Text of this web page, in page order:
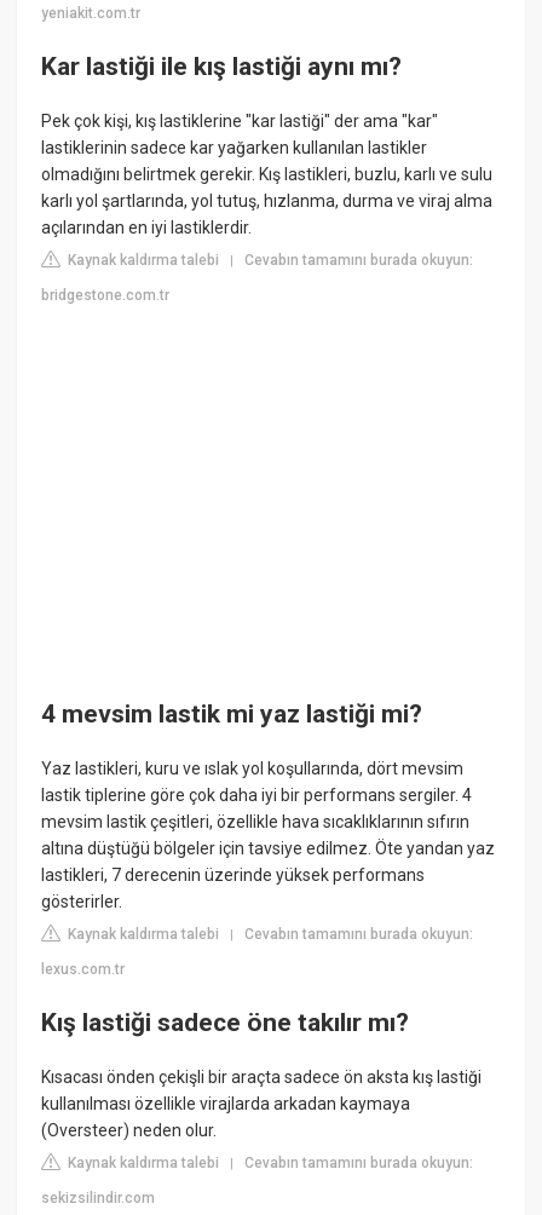
yeniakit.com.tr
Kar lastiği ile kış lastiği aynı mı?
Pek çok kişi, kış lastiklerine "kar lastiği" der ama "kar"
lastiklerinin sadece kar yağarken kullanılan lastikler
olmadığını belirtmek gerekir. Kış lastikleri, buzlu, karlı ve sulu
karlı yol şartlarında, yol tutuş, hızlanma, durma ve viraj alma
açılarından en iyi lastiklerdir.
Kaynak kaldırma talebi |Cevabın tamamını burada okuyun:
bridgestone.com.tr
4 mevsim lastik mi yaz lastiği mi?
Yaz lastikleri, kuru ve ıslak yol koşullarında, dört mevsim
lastik tiplerine göre çok daha iyi bir performans sergiler. 4
mevsim lastik çeşitleri, özellikle hava sıcaklıklarının sıfırın
altına düştüğü bölgeler için tavsiye edilmez. Öte yandan yaz
lastikleri, 7 derecenin üzerinde yüksek performans
gösterirler.
Kaynak kaldırma talebi |Cevabın tamamını burada okuyun:
lexus.com.tr
Kış lastiği sadece öne takılır mı?
Kısacası önden çekişli bir araçta sadece ön aksta kış lastiği
kullanılması özellikle virajlarda arkadan kaymaya
(Oversteer) neden olur.
Kaynak kaldırma talebi |Cevabın tamamını burada okuyun:
sekizsilindir.com